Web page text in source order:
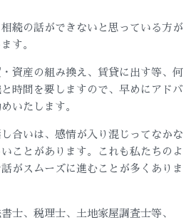
続の話ができないと思っている方が
す。
資産の組み換え、賃貸に出す等、何
時間を要しますので、早めにアドバ
いたします。
合いは、感情が入り混じってなかな
ことがあります。これも私たちのよ
がスムーズに進むことが多くありま
士、税理士、土地家屋調査士等、